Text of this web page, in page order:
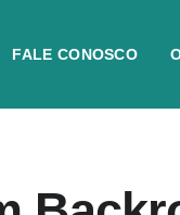
FALE CONOSCO